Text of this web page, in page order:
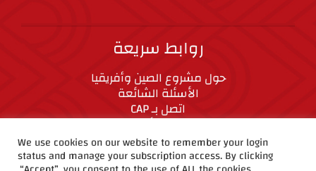
روابط سريعة
حول مشروع الصين وأفريقيا
الأسئلة الشائعة
اتصل بـ CAP
المعايير الأخلاقية
We use cookies on our website to remember your login
status and manage your subscription access. By clicking